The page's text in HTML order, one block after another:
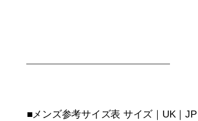
■メンズ参考サイズ表 サイズ｜UK｜